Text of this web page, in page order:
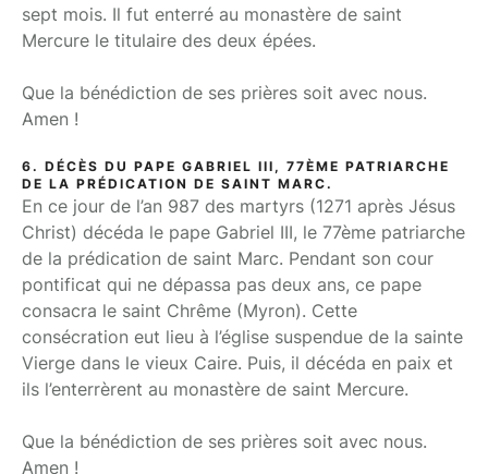
sept mois. Il fut enterré au monastère de saint
Mercure le titulaire des deux épées.
Que la bénédiction de ses prières soit avec nous.
Amen !
6. DÉCÈS DU PAPE GABRIEL III, 77ÈME PATRIARCHE
DE LA PRÉDICATION DE SAINT MARC.
En ce jour de l’an 987 des martyrs (1271 après Jésus
Christ) décéda le pape Gabriel III, le 77ème patriarche
de la prédication de saint Marc. Pendant son cour
pontificat qui ne dépassa pas deux ans, ce pape
consacra le saint Chrême (Myron). Cette
consécration eut lieu à l’église suspendue de la sainte
Vierge dans le vieux Caire. Puis, il décéda en paix et
ils l’enterrèrent au monastère de saint Mercure.
Que la bénédiction de ses prières soit avec nous.
Amen !